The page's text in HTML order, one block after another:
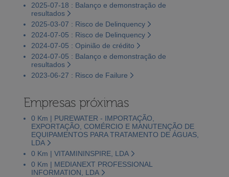
2025-07-18 : Balanço e demonstração de
resultados
2025-03-07 : Risco de Delinquency
2024-07-05 : Risco de Delinquency
2024-07-05 : Opinião de crédito
2024-07-05 : Balanço e demonstração de
resultados
2023-06-27 : Risco de Failure
Empresas próximas
0 Km | PUREWATER - IMPORTAÇÃO,
EXPORTAÇÃO, COMÉRCIO E MANUTENÇÃO DE
EQUIPAMENTOS PARA TRATAMENTO DE ÁGUAS,
LDA
0 Km | VITAMININSPIRE, LDA
0 Km | MEDIANEXT PROFESSIONAL
INFORMATION, LDA